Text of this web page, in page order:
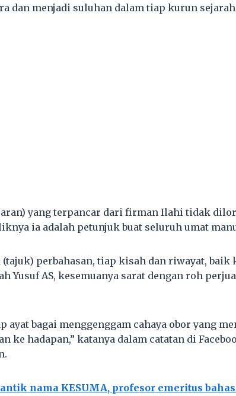
dan menjadi suluhan dalam tiap kurun
yang terpancar dari firman Ilahi tidak
ia adalah petunjuk buat seluruh umat
(tajuk) perbahasan, tiap kisah dan riwayat, baik
Yusuf AS, kesemuanya sarat dengan roh
ayat bagai menggenggam cahaya obor yang
ke hadapan,” katanya dalam catatan di
nama KESUMA, profesor emeritus